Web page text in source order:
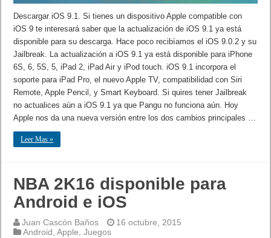
Descargar iOS 9.1. Si tienes un dispositivo Apple compatible con
iOS 9 te interesará saber que la actualización de iOS 9.1 ya está
disponible para su descarga. Hace poco recibíamos el iOS 9.0.2 y su
Jailbreak. La actualización a iOS 9.1 ya está disponible para iPhone
6S, 6, 5S, 5, iPad 2, iPad Air y iPod touch. iOS 9.1 incorpora el
soporte para iPad Pro, el nuevo Apple TV, compatibilidad con Siri
Remote, Apple Pencil, y Smart Keyboard. Si quires tener Jailbreak
no actualices aún a iOS 9.1 ya que Pangu no funciona aún. Hoy
Apple nos da una nueva versión entre los dos cambios principales …
Leer Mas »
NBA 2K16 disponible para
Android e iOS
Juan Cascón Baños
16 octubre, 2015
Android ,Apple ,Juegos